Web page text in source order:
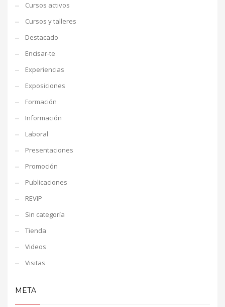
Cursos activos
Cursos y talleres
Destacado
Encisar-te
Experiencias
Exposiciones
Formación
Información
Laboral
Presentaciones
Promoción
Publicaciones
REVIP
Sin categoría
Tienda
Videos
Visitas
META